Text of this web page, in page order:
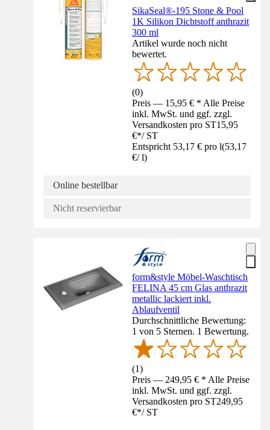
SikaSeal®-195 Stone & Pool
1K Silikon Dichtstoff anthrazit
300 ml
Artikel wurde noch nicht
bewertet.
(0)
Preis — 15,95 € * Alle Preise
inkl. MwSt. und ggf. zzgl.
Versandkosten pro ST15,95
€*/ ST
Entspricht 53,17 € pro l(53,17
€/ l)
Online bestellbar
Nicht reservierbar
form&style Möbel-Waschtisch
FELINA 45 cm Glas anthrazit
metallic lackiert inkl.
Ablaufventil
Durchschnittliche Bewertung:
1 von 5 Sternen. 1 Bewertung.
(1)
Preis — 249,95 € * Alle Preise
inkl. MwSt. und ggf. zzgl.
Versandkosten pro ST249,95
€*/ ST